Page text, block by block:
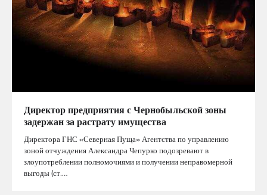
Директор предприятия с Чернобыльской зоны
задержан за растрату имущества
Директора ГНС «Северная Пуща» Агентства по управлению
зоной отчуждения Александра Чепурко подозревают в
злоупотреблении полномочиями и получении неправомерной
выгоды (ст.…